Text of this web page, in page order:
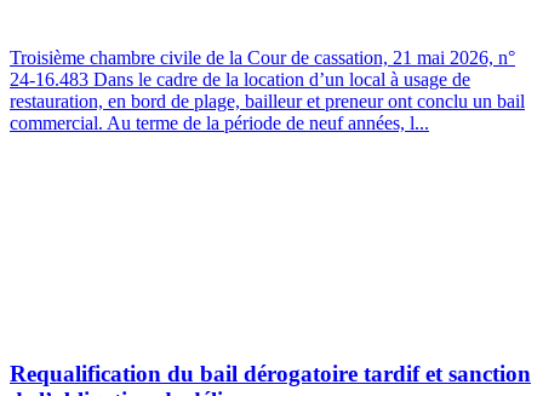
Troisième chambre civile de la Cour de cassation, 21 mai 2026, n°
24-16.483 Dans le cadre de la location d’un local à usage de
restauration, en bord de plage, bailleur et preneur ont conclu un bail
commercial. Au terme de la période de neuf années, l...
Requalification du bail dérogatoire tardif et sanction